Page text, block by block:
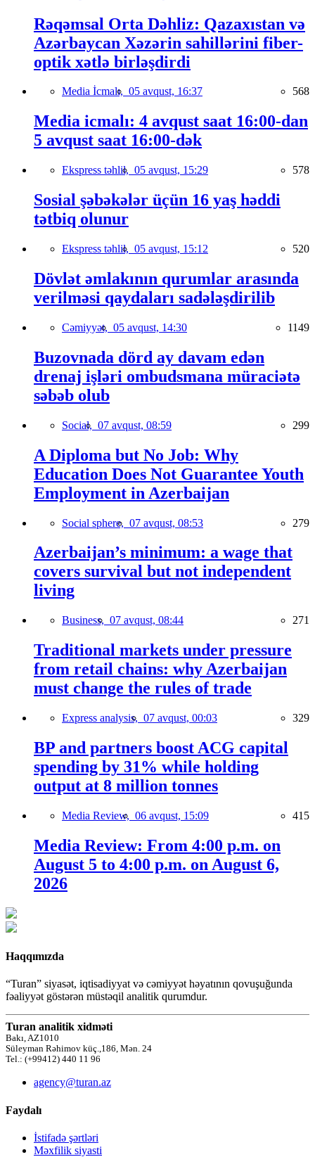
Rəqəmsal Orta Dəhliz: Qazaxıstan və
Azərbaycan Xəzərin sahillərini fiber-
optik xətlə birləşdirdi
Media İcmalı, 05 avqust, 16:37 568
Media icmalı: 4 avqust saat 16:00-dan
5 avqust saat 16:00-dək
Ekspress təhlil, 05 avqust, 15:29 578
Sosial şəbəkələr üçün 16 yaş həddi
tətbiq olunur
Ekspress təhlil, 05 avqust, 15:12 520
Dövlət əmlakının qurumlar arasında
verilməsi qaydaları sadələşdirilib
Cəmiyyət, 05 avqust, 14:30 1149
Buzovnada dörd ay davam edən
drenaj işləri ombudsmana müraciətə
səbəb olub
Social, 07 avqust, 08:59 299
A Diploma but No Job: Why
Education Does Not Guarantee Youth
Employment in Azerbaijan
Social sphere, 07 avqust, 08:53 279
Azerbaijan’s minimum: a wage that
covers survival but not independent
living
Business, 07 avqust, 08:44 271
Traditional markets under pressure
from retail chains: why Azerbaijan
must change the rules of trade
Express analysis, 07 avqust, 00:03 329
BP and partners boost ACG capital
spending by 31% while holding
output at 8 million tonnes
Media Review, 06 avqust, 15:09 415
Media Review: From 4:00 p.m. on
August 5 to 4:00 p.m. on August 6,
2026
Haqqımızda
“Turan” siyasət, iqtisadiyyat və cəmiyyət həyatının qovuşuğunda
fəaliyyət göstərən müstəqil analitik qurumdur.
Turan analitik xidməti
Bakı, AZ1010
Süleyman Rəhimov küç.,186, Mən. 24
Tel.: (+99412) 440 11 96
agency@turan.az
Faydalı
İstifadə şərtləri
Məxfilik siyasti